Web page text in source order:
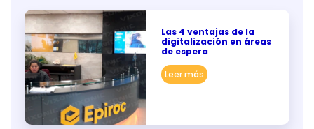
Las 4 ventajas de la
digitalización en áreas
de espera
Leer más